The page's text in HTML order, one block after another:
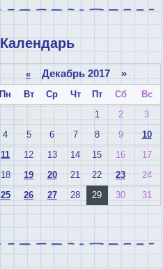
Календарь
« Декабрь 2017 »
Пн Вт Ср Чт Пт Сб
Вс
1
2
3
4
5 6 7 8 9
10
11
12 13 14 15 16
17
18
19 20 21 22 23
24
25
26 27 28 29 30 31